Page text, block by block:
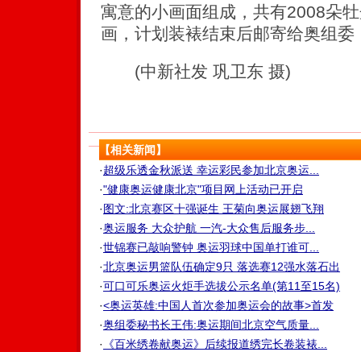
寓意的小画面组成，共有2008朵
画，计划装裱结束后邮寄给奥组
(中新社发 巩卫东 摄)
【相关新闻】
·超级乐透金秋派送 幸运彩民参加北京奥运...
·"健康奥运健康北京"项目网上活动已开启
·图文:北京赛区十强诞生 王菊向奥运展翅飞翔
·奥运服务 大众护航 一汽-大众售后服务步...
·世锦赛已敲响警钟 奥运羽球中国单打谁可...
·北京奥运男篮队伍确定9只 落选赛12强水落石出
·可口可乐奥运火炬手选拔公示名单(第11至15名)
·<奥运英雄:中国人首次参加奥运会的故事>首发
·奥组委秘书长王伟:奥运期间北京空气质量...
·
《百米绣卷献奥运》后续报道绣完长卷装裱...